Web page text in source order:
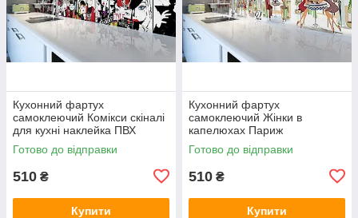
Кухонний фартух
самоклеючий Комікси скіналі
для кухні наклейка ПВХ
малюнок люди білий
600х2000 мм
Готово до відправки
510 ₴
Купити
Кухонний фартух
самоклеючий Жінки в
капелюхах Париж
мальований скіналі для кухні
наклейка ПВХ беж 600х2000
Готово до відправки
510 ₴
Купити